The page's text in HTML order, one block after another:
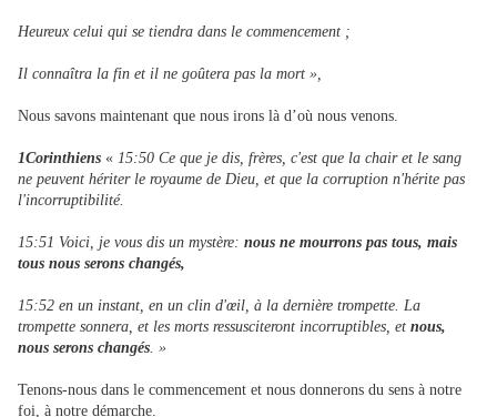
Heureux celui qui se tiendra dans le commencement ;
Il connaîtra la fin et il ne goûtera pas la mort »,
Nous savons maintenant que nous irons là d’où nous venons.
1Corinthiens « 15:50 Ce que je dis, frères, c'est que la chair et le sang
ne peuvent hériter le royaume de Dieu, et que la corruption n'hérite pas
l'incorruptibilité.
15:51 Voici, je vous dis un mystère: nous ne mourrons pas tous, mais
tous nous serons changés,
15:52 en un instant, en un clin d'œil, à la dernière trompette. La
trompette sonnera, et les morts ressusciteront incorruptibles, et nous,
nous serons changés. »
Tenons-nous dans le commencement et nous donnerons du sens à notre
foi, à notre démarche.